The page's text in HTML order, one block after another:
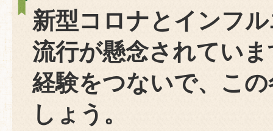
新型コロナとインフ
流行が懸念されてい
経験をつないで、こ
しょう。